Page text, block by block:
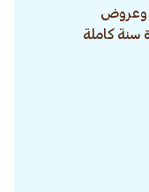
وعروض
سنة كاملة